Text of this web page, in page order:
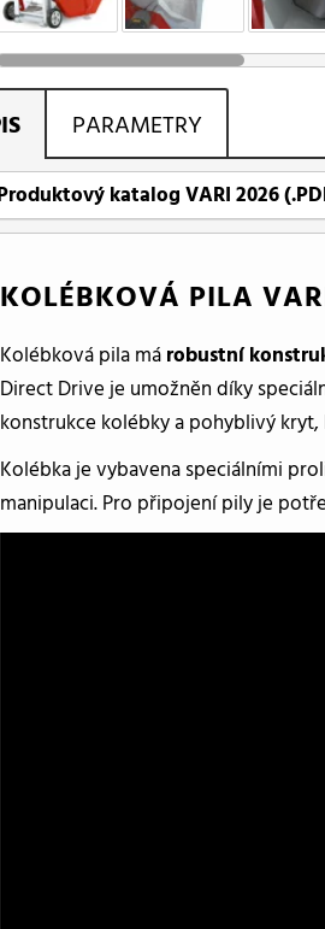
PARAMETRY
katalog VARI 2026
KOLÉBKOVÁ PILA
Kolébková pila márobustní
Direct Drive je umožněn díky
konstrukce kolébky a pohyblivý
Kolébka je vybavena speciálními
manipulaci. Pro připojení pily je